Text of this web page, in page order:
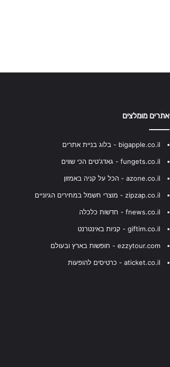
אתרים מומלצים
bigapple.co.il - בלוג בניית אתרים
fungets.co.il - גאדג'טים הכי שווים
azone.co.il - הכל על קניה באמזון
zipzap.co.il - מוצרי חשמל במחירים הגיוניים
fnews.co.il - חדשות כלכלה
giftim.co.il - קניות באינטרנט
ezzytour.com - חופשות בארץ ובעולם
aticket.co.il - כרטיסים להופעות